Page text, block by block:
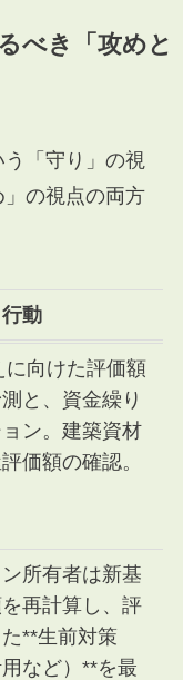
べき「攻めと
「守り」の視
の視点の両方
動
に向けた評価額
と、資金繰り
ン。建築資材
価額の確認。
所有者は新基
再計算し、評
**生前対策
用など）**を最